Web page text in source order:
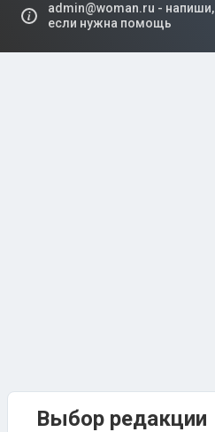
admin@woman.ru - напиши,
если нужна помощь
Выбор редакции